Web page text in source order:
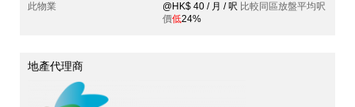
此物業
@HK$ 40 / 月 / 呎 比較同區放盤平均呎
價低24%
地產代理商